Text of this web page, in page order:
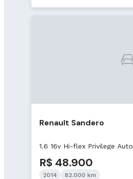
Renault Sandero
1.6 16v Hi-flex Privilege Auto
R$ 48.900
2014
82.000 km